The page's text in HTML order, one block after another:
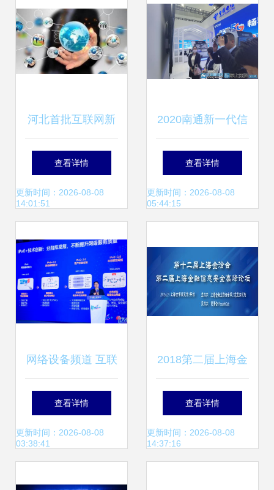
与互联网信息技术
服务影响解析
河北首批互联网新
闻信息服务许可证
换发名单公布，信
进行业规范发展
查看详情
更新时间：2026-08-08
14:01:51
2020南通新一代信
息技术产业展 聚焦
新基建、人工智能
能产业新未来
查看详情
更新时间：2026-08-08
05:44:15
网络设备频道 互联
网信息技术服务的
核心枢纽
查看详情
更新时间：2026-08-08
03:38:41
2018第二届上海金
融信息安全高峰论
坛 聚焦互联网信息
查看详情
更新时间：2026-08-08
14:37:16